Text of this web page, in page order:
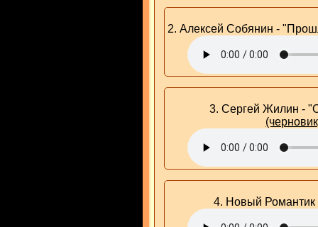
2. Алексей Собянин -
3. Сергей Жилин -
4. Новый Романтик